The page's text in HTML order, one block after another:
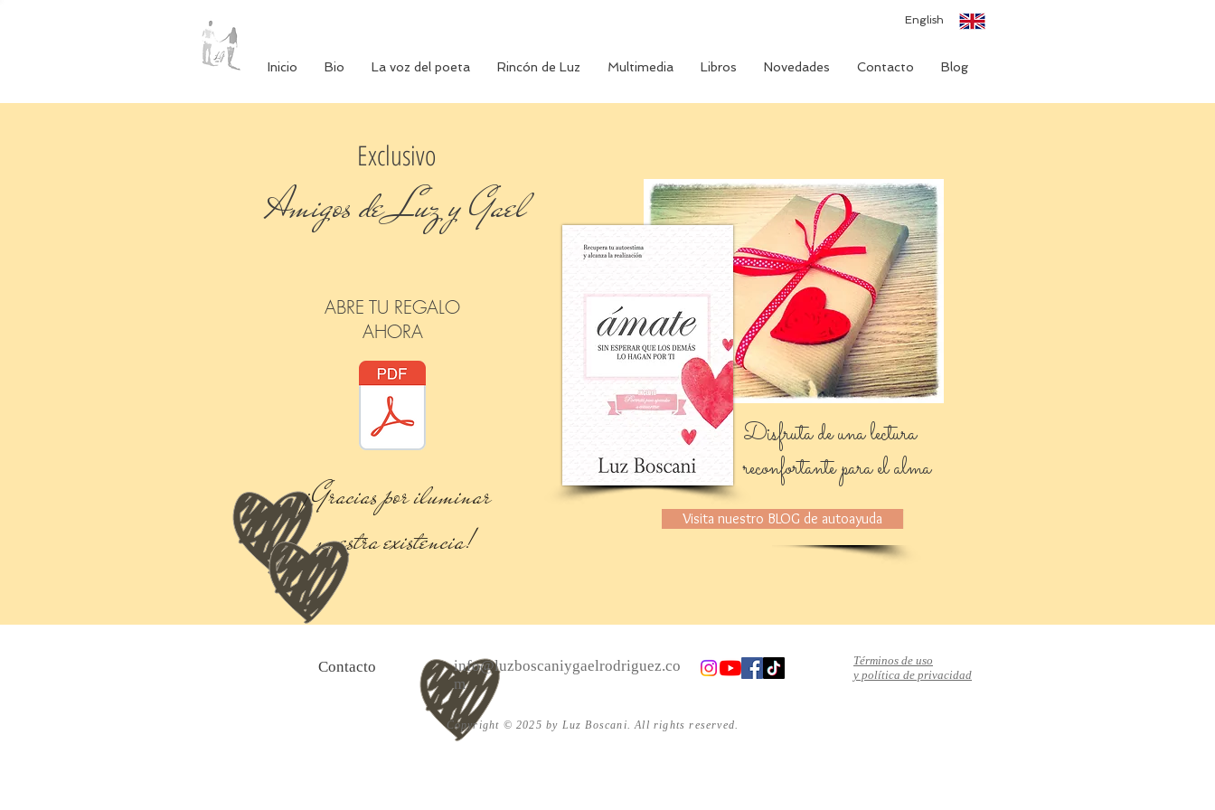
English
Inicio Bio La voz del poeta Rincón de Luz Multimedia Libros Novedades Contacto Blog
Visita nuestro BLOG de autoayuda
Exclusivo
Amigos de Luz y Gael
ABRE TU REGALO
AHORA
Disfruta de una lectura
reconfortante para el alma
¡Gracias por iluminar
nuestra existencia!
Contacto
info@luzboscaniygaelrodriguez.co
m
Términos de uso
y política de privacidad
Copyright © 2025 by Luz Boscani. All rights reserved.